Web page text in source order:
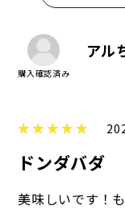
アル
ドンダバダ
美味しいです！